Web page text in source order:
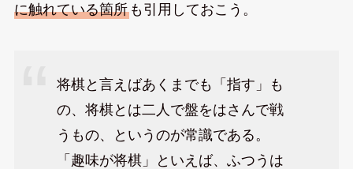
に触れている箇所も引用しておこう。
将棋と言えばあくまでも「指す」も
の、将棋とは二人で盤をはさんで戦
うもの、というのが常識である。
「趣味が将棋」といえば、ふつうは